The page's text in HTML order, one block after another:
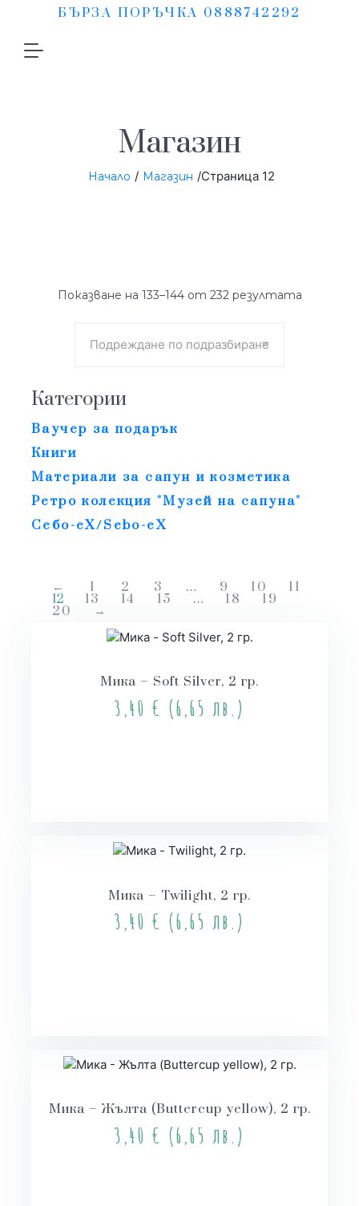
БЪРЗА ПОРЪЧКА 0888742292
Магазин
Начало / Магазин /Страница 12
Показване на 133–144 от 232 резултата
Категории
Ваучер за подарък
Книги
Материали за сапун и козметика
Ретро колекция "Музей на сапуна"
Себо-еХ/Sebo-eX
← 1 2 3 … 9 10 11
12 13 14 15 … 18 19
20 →
Мика – Soft Silver, 2 гр.
3,40 € (6,65 лв.)
Мика – Twilight, 2 гр.
3,40 € (6,65 лв.)
Мика – Жълта (Buttercup yellow), 2 гр.
3,40 € (6,65 лв.)